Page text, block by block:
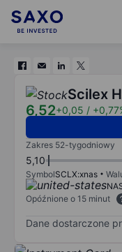
Scilex
6,52+0,05 /
Zakres 52-tygodniowy
5,10
SymbolSCLX:xnas
Opóźnione o 15 minut
Dane dostarczone